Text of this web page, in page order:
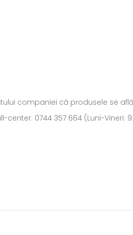
companiei că produsele se
center: 0744 357 664 (Luni-Vineri: